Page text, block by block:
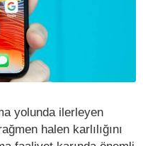
yolunda ilerleyen
halen karlılığını